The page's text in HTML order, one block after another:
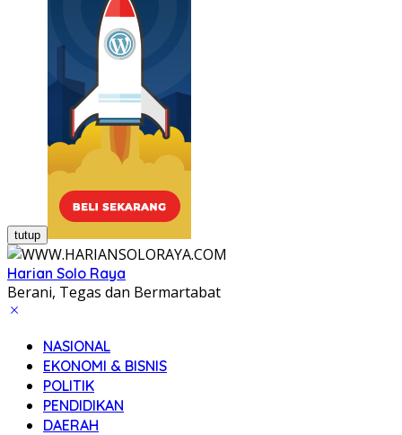
tutup
Harian Solo Raya
Berani, Tegas dan Bermartabat
NASIONAL
EKONOMI & BISNIS
POLITIK
PENDIDIKAN
DAERAH